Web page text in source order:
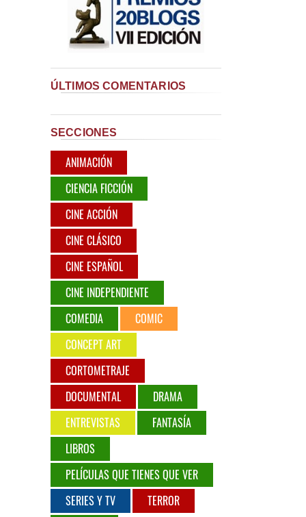
ÚLTIMOS COMENTARIOS
SECCIONES
ANIMACIÓN
CIENCIA FICCIÓN
CINE ACCIÓN
CINE CLÁSICO
CINE ESPAÑOL
CINE INDEPENDIENTE
COMEDIA
COMIC
CONCEPT ART
CORTOMETRAJE
DOCUMENTAL
DRAMA
ENTREVISTAS
FANTASÍA
LIBROS
PELÍCULAS QUE TIENES QUE VER
SERIES Y TV
TERROR